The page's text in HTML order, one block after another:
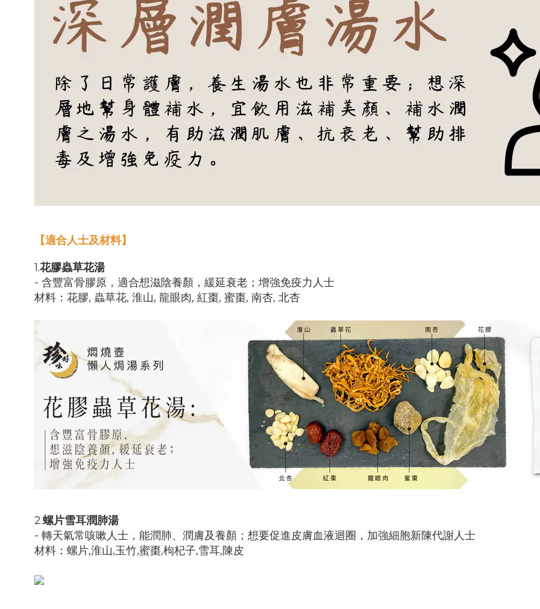
【適合人士及材料】
1.花膠蟲草花湯
- 含豐富骨膠原，適合想滋陰養顏，緩延衰老；增強免疫力人士
材料：花膠, 蟲草花, 淮山, 龍眼肉, 紅棗, 蜜棗, 南杏, 北杏
2.螺片雪耳潤肺湯
- 轉天氣常咳嗽人士，能潤肺、潤膚及養顏；想要促進皮膚血液迴圈，加強細胞新陳代謝人士
材料： 螺片,淮山,玉竹,蜜棗,枸杞子,雪耳,陳皮